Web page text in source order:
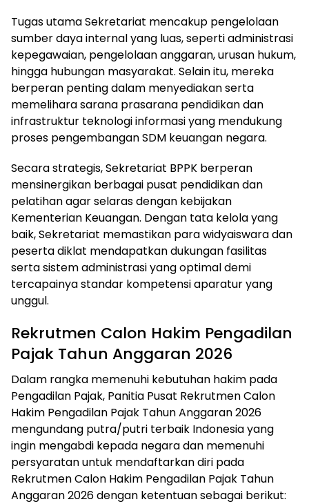
Tugas utama Sekretariat mencakup pengelolaan
sumber daya internal yang luas, seperti administrasi
kepegawaian, pengelolaan anggaran, urusan hukum,
hingga hubungan masyarakat. Selain itu, mereka
berperan penting dalam menyediakan serta
memelihara sarana prasarana pendidikan dan
infrastruktur teknologi informasi yang mendukung
proses pengembangan SDM keuangan negara.
Secara strategis, Sekretariat BPPK berperan
mensinergikan berbagai pusat pendidikan dan
pelatihan agar selaras dengan kebijakan
Kementerian Keuangan. Dengan tata kelola yang
baik, Sekretariat memastikan para widyaiswara dan
peserta diklat mendapatkan dukungan fasilitas
serta sistem administrasi yang optimal demi
tercapainya standar kompetensi aparatur yang
unggul.
Rekrutmen Calon Hakim Pengadilan
Pajak Tahun Anggaran 2026
Dalam rangka memenuhi kebutuhan hakim pada
Pengadilan Pajak, Panitia Pusat RekrutmenCalon
Hakim Pengadilan Pajak TahunAnggaran2026
mengundang putra/putri terbaik Indonesiayang
ingin mengabdi kepada negaradan memenuhi
persyaratanuntuk mendaftarkandiri pada
RekrutmenCalon Hakim Pengadilan Pajak Tahun
Anggaran2026dengan ketentuan sebagai berikut: